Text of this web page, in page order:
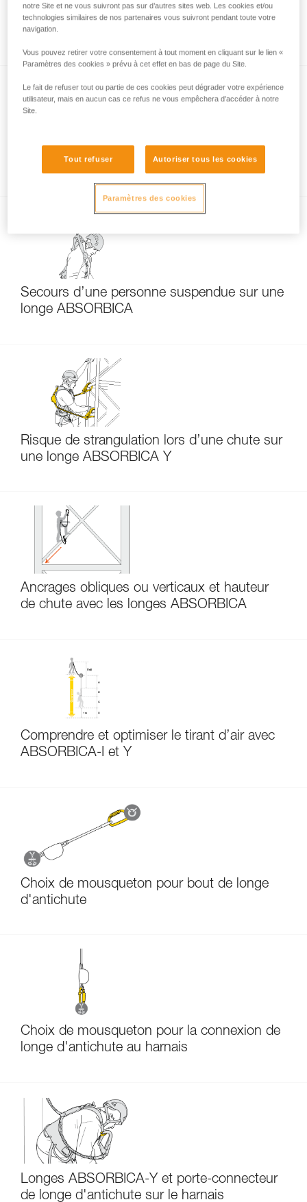
Tests de certification des longes
ABSORBICA-I et Y
Connexion de MGO à la structure
Secours d’une personne suspendue sur une
longe ABSORBICA
Risque de strangulation lors d’une chute sur
une longe ABSORBICA Y
Ancrages obliques ou verticaux et hauteur
de chute avec les longes ABSORBICA
Comprendre et optimiser le tirant d’air avec
ABSORBICA-I et Y
Choix de mousqueton pour bout de longe
d'antichute
Choix de mousqueton pour la connexion de
longe d'antichute au harnais
Longes ABSORBICA-Y et porte-connecteur
de longe d'antichute sur le harnais
notre Site et ne vous suivront pas sur d’autres sites web. Les cookies et/ou
technologies similaires de nos partenaires vous suivront pendant toute votre
navigation.
Vous pouvez retirer votre consentement à tout moment en cliquant sur le lien «
Paramètres des cookies » prévu à cet effet en bas de page du Site.
Le fait de refuser tout ou partie de ces cookies peut dégrader votre expérience
utilisateur, mais en aucun cas ce refus ne vous empêchera d’accéder à notre
Site.
Tout refuser Autoriser tous les cookies
Paramètres des cookies